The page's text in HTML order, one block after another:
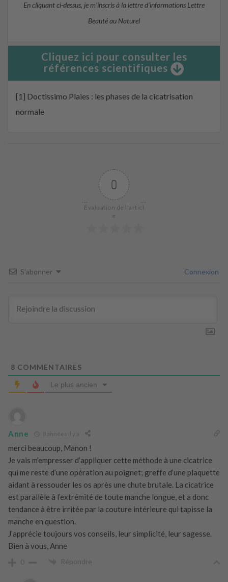
En cliquant ci-dessus, je m’inscris à la lettre d’informations Lettre
Beauté au Naturel
Cliquez ici pour consulter les
références scientifiques
[1] Doctissimo Plaies : les phases de la cicatrisation
normale
0
Évaluation de l'articl
e
S’abonner Connexion
8 COMMENTAIRES
Le plus ancien
Anne 8 années il y a
merci beaucoup, Manon !
Je vais m’empresser d’appliquer cette méthode à une cicatrice
qui me reste d’une opération au poignet; greffe d’une plaquette
aidant à ressouder les os après une chute brutale. La cicatrice
est parallèle à l’extrémité de toute manche longue, et a donc
tendance à être irritée par la couture intérieure qui tapisse la
manche en question.
J’apprécie toujours vos conseils, leur simplicité, leur sagesse.
Bien à vous, Anne
0 Répondre